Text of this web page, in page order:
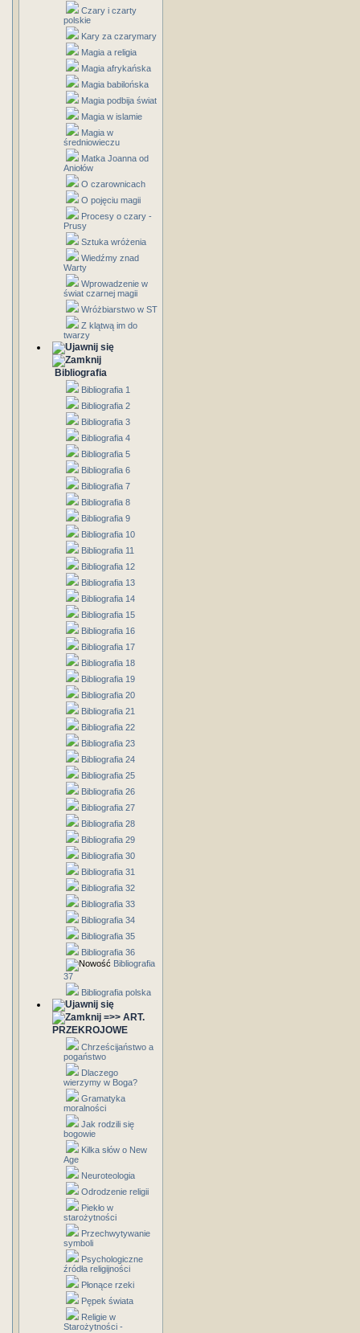
Czary i czarty
polskie
Kary za czarymary
Magia a religia
Magia afrykańska
Magia babilońska
Magia podbija świat
Magia w islamie
Magia w
średniowieczu
Matka Joanna od
Aniołów
O czarownicach
O pojęciu magii
Procesy o czary -
Prusy
Sztuka wróżenia
Wiedźmy znad
Warty
Wprowadzenie w
świat czarnej magii
Wróżbiarstwo w ST
Z klątwą im do
twarzy
Bibliografia
Bibliografia 1
Bibliografia 2
Bibliografia 3
Bibliografia 4
Bibliografia 5
Bibliografia 6
Bibliografia 7
Bibliografia 8
Bibliografia 9
Bibliografia 10
Bibliografia 11
Bibliografia 12
Bibliografia 13
Bibliografia 14
Bibliografia 15
Bibliografia 16
Bibliografia 17
Bibliografia 18
Bibliografia 19
Bibliografia 20
Bibliografia 21
Bibliografia 22
Bibliografia 23
Bibliografia 24
Bibliografia 25
Bibliografia 26
Bibliografia 27
Bibliografia 28
Bibliografia 29
Bibliografia 30
Bibliografia 31
Bibliografia 32
Bibliografia 33
Bibliografia 34
Bibliografia 35
Bibliografia 36
Bibliografia
37
Bibliografia polska
=>> ART.
PRZEKROJOWE
Chrześcijaństwo a
pogaństwo
Dlaczego
wierzymy w Boga?
Gramatyka
moralności
Jak rodzili się
bogowie
Kilka słów o New
Age
Neuroteologia
Odrodzenie religii
Piekło w
starożytności
Przechwytywanie
symboli
Psychologiczne
źródła religijności
Płonące rzeki
Pępek świata
Religie w
Starożytności -